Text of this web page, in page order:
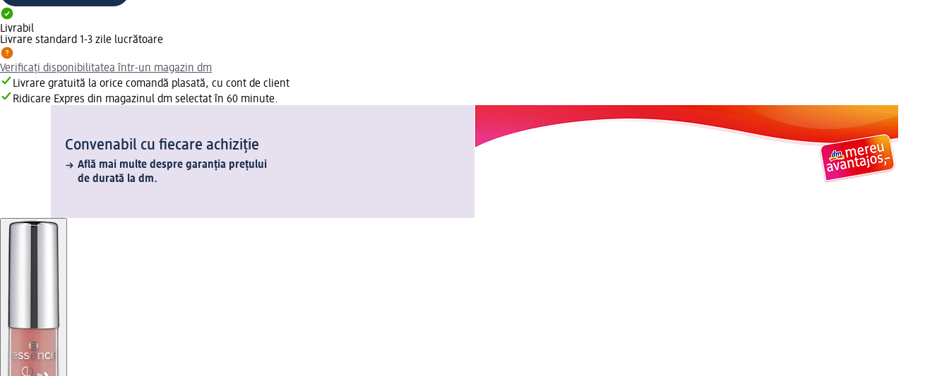
Livrabil
Livrare standard 1-3 zile lucrătoare
Verificați disponibilitatea într-un magazin dm
Livrare gratuită la orice comandă plasată, cu cont de client
Ridicare Expres din magazinul dm selectat în 60 minute.
Convenabil cu fiecare achiziție
Află mai multe despre garanția prețului
de durată la dm.